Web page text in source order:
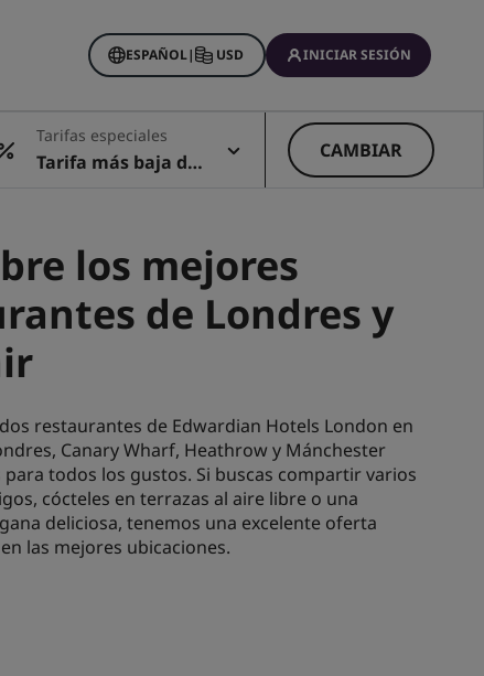
ESPAÑOL| USD INICIAR SESIÓN
Tarifas especiales
Tarifa más baja dis
CAMBIAR
los mejores
de Londres y
restaurantes de Edwardian Hotels London en
Canary Wharf, Heathrow y Mánchester
todos los gustos. Si buscas compartir varios
cócteles en terrazas al aire libre o una
deliciosa, tenemos una excelente oferta
las mejores ubicaciones.